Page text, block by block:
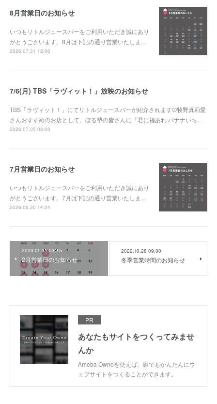
8月営業日のお知らせ
いつもリトルジュースバーをご利用いただき誠にあり
がとうございます。8月は下記の通り営業いたしま…
2026.07.31 12:00
7/6(月) TBS「ラヴィット！」放映のお知らせ
TBS「ラヴィット！」にてリトルジュースバーが紹介されます⚾牧野真莉愛
さんおすすめのお店として、ぼる塾の皆さんに「君に福あれ バナナいち…
2026.07.05 08:00
7月営業日のお知らせ
いつもリトルジュースバーをご利用いただき誠にあり
がとうございます。7月は下記の通り営業いたしま…
2026.06.30 14:24
2023.01.31 03:15
2月営業日のお知らせ
2022.10.28 09:00
冬季営業時間のお知らせ
PR
あなたもサイトをつくってみませ
んか
Ameba Owndを使えば、誰でもかんたんにウ
ェブサイトをつくることができます。